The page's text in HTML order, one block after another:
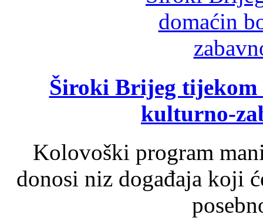
Široki Brijeg tijekom
kulturno-
Kolovoški program
donosi niz događaja koji